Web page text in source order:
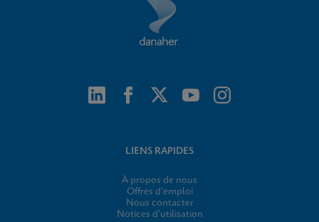
LIENS RAPIDES
À propos de nous
Offres d'emploi
Nous contacter
Notices d'utilisation